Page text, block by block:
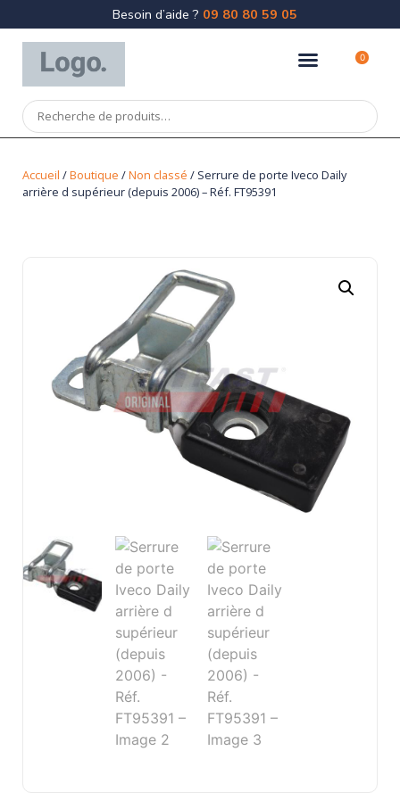
Besoin d’aide ? 09 80 80 59 05
0
Accueil /Boutique /Non classé / Serrure de porte Iveco Daily
arrière d supérieur (depuis 2006) – Réf. FT95391